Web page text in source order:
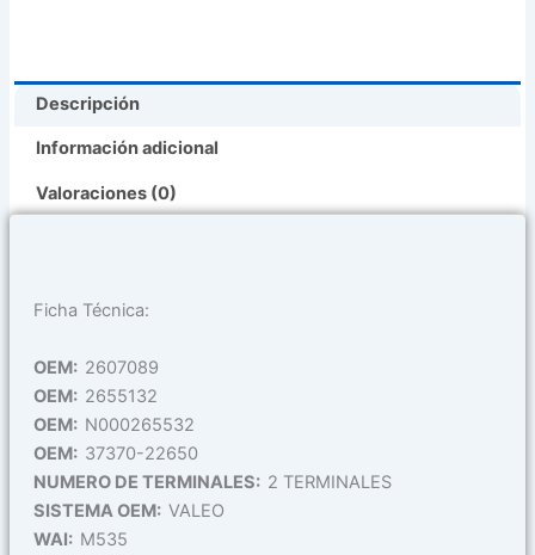
Descripción
Información adicional
Valoraciones (0)
Ficha Técnica:
OEM: 2607089
OEM: 2655132
OEM: N000265532
OEM: 37370-22650
NUMERO DE TERMINALES: 2 TERMINALES
SISTEMA OEM: VALEO
WAI: M535